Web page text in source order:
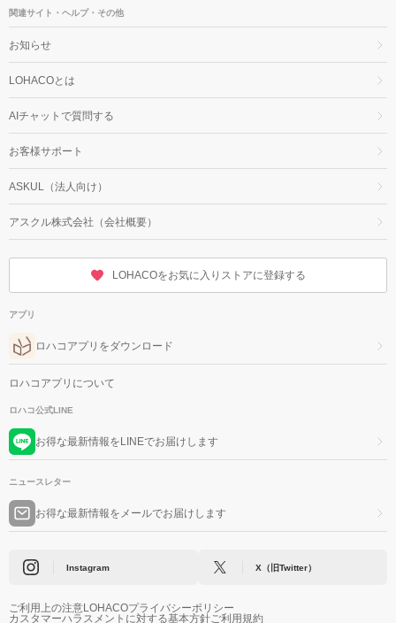
関連サイト・ヘルプ・その他
お知らせ
LOHACOとは
AIチャットで質問する
お客様サポート
ASKUL（法人向け）
アスクル株式会社（会社概要）
LOHACOをお気に入りストアに登録する
アプリ
ロハコアプリをダウンロード
ロハコアプリについて
ロハコ公式LINE
お得な最新情報をLINEでお届けします
ニュースレター
お得な最新情報をメールでお届けします
Instagram X（旧Twitter）
ご利用上の注意LOHACOプライバシーポリシー
カスタマーハラスメントに対する基本方針ご利用規約